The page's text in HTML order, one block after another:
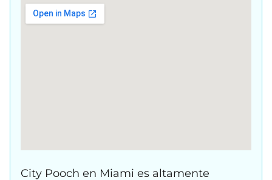
City Pooch en Miami es altamente